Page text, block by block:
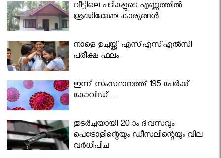
വീട്ടിലെ പടികളുടെ എണ്ണത്തിൽ
ശ്രദ്ധിക്കേണ്ട കാര്യങ്ങൾ
നാളെ ഉച്ചയ്ക്ക് എസ്എസ്എല്‍സി
പരീക്ഷ ഫലം
ഇന്ന് സംസ്ഥാനത്ത് 195 പേര്‍ക്ക്
കോവിഡ് ...
തുടർച്ചയായി 20-ാം ദിവസവും
പെട്രോളിന്റെയും ഡീസലിന്റെയും വില
വര്‍ധിപ്പിച്ചു